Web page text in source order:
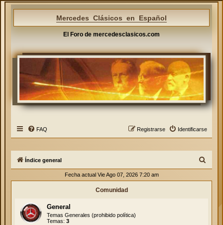
Mercedes Clásicos en Español
El Foro de mercedesclasicos.com
FAQ Identificarse
Registrarse
Índice general
Fecha actual Vie Ago 07, 2026 7:20 am
Comunidad
General
Temas Generales (prohibido política)
Temas: 3